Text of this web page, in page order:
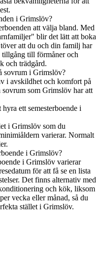
i Grimslöv?
att välja bland. Med
blir det lätt att boka
att du och din familj har
tillgång till förmåner och
och trädgård.
sovrum i Grimslöv?
i avskildhet och komfort på
sovrum som Grimslöv har att
ett semesterboende i
i Grimslöv som du
varierar. Normalt
i Grimslöv?
i Grimslöv varierar
för att få se en lista
Det finns alternativ med
och kök, liksom
vecka eller månad, så du
stället i Grimslöv.